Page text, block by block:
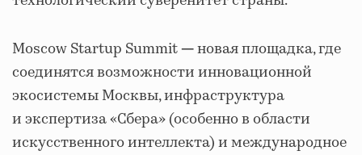
Moscow Startup Summit — новая площадка, где
соединятся возможности инновационной
экосистемы Москвы, инфраструктура
и экспертиза «Сбера» (особенно в области
искусственного интеллекта) и международное